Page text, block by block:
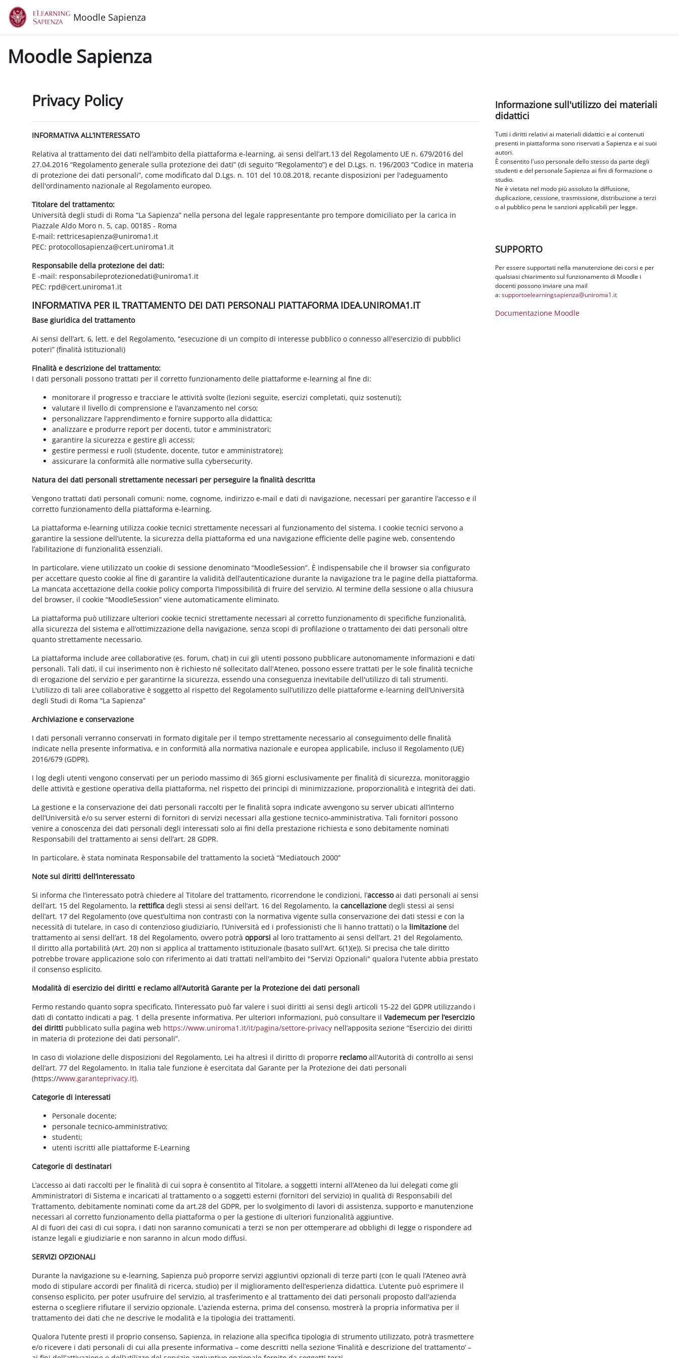
Vai al contenuto principale
Moodle Sapienza
Moodle Sapienza
Privacy Policy
INFORMATIVA ALL’INTERESSATO
Relativa al trattamento dei dati nell’ambito della piattaforma e-learning, ai sensi dell’art.13 del Regolamento UE n. 679/2016 del
27.04.2016 “Regolamento generale sulla protezione dei dati” (di seguito “Regolamento”) e del D.Lgs. n. 196/2003 “Codice in materia
di protezione dei dati personali”, come modificato dal D.Lgs. n. 101 del 10.08.2018, recante disposizioni per l'adeguamento
dell'ordinamento nazionale al Regolamento europeo.
Titolare del trattamento:
Università degli studi di Roma “La Sapienza” nella persona del legale rappresentante pro tempore domiciliato per la carica in
Piazzale Aldo Moro n. 5, cap. 00185 - Roma
E-mail: rettricesapienza@uniroma1.it
PEC: protocollosapienza@cert.uniroma1.it
Responsabile della protezione dei dati:
E -mail: responsabileprotezionedati@uniroma1.it
PEC: rpd@cert.uniroma1.it
INFORMATIVA PER IL TRATTAMENTO DEI DATI PERSONALI PIATTAFORMA IDEA.UNIROMA1.IT
Base giuridica del trattamento
Ai sensi dell’art. 6, lett. e del Regolamento, “esecuzione di un compito di interesse pubblico o connesso all'esercizio di pubblici
poteri” (finalità istituzionali)
Finalità e descrizione del trattamento:
I dati personali possono trattati per il corretto funzionamento delle piattaforme e-learning al fine di:
monitorare il progresso e tracciare le attività svolte (lezioni seguite, esercizi completati, quiz sostenuti);
valutare il livello di comprensione e l’avanzamento nel corso;
personalizzare l’apprendimento e fornire supporto alla didattica;
analizzare e produrre report per docenti, tutor e amministratori;
garantire la sicurezza e gestire gli accessi;
gestire permessi e ruoli (studente, docente, tutor e amministratore);
assicurare la conformità alle normative sulla cybersecurity.
Natura dei dati personali strettamente necessari per perseguire la finalità descritta
Vengono trattati dati personali comuni: nome, cognome, indirizzo e-mail e dati di navigazione, necessari per garantire l’accesso e il
corretto funzionamento della piattaforma e-learning.
La piattaforma e-learning utilizza cookie tecnici strettamente necessari al funzionamento del sistema. I cookie tecnici servono a
garantire la sessione dell’utente, la sicurezza della piattaforma ed una navigazione efficiente delle pagine web, consentendo
l’abilitazione di funzionalità essenziali.
In particolare, viene utilizzato un cookie di sessione denominato “MoodleSession”. È indispensabile che il browser sia configurato
per accettare questo cookie al fine di garantire la validità dell’autenticazione durante la navigazione tra le pagine della piattaforma.
La mancata accettazione della cookie policy comporta l’impossibilità di fruire del servizio. Al termine della sessione o alla chiusura
del browser, il cookie “MoodleSession” viene automaticamente eliminato.
La piattaforma può utilizzare ulteriori cookie tecnici strettamente necessari al corretto funzionamento di specifiche funzionalità,
alla sicurezza del sistema e all’ottimizzazione della navigazione, senza scopi di profilazione o trattamento dei dati personali oltre
quanto strettamente necessario.
La piattaforma include aree collaborative (es. forum, chat) in cui gli utenti possono pubblicare autonomamente informazioni e dati
personali. Tali dati, il cui inserimento non è richiesto né sollecitato dall'Ateneo, possono essere trattati per le sole finalità tecniche
di erogazione del servizio e per garantirne la sicurezza, essendo una conseguenza inevitabile dell'utilizzo di tali strumenti.
L'utilizzo di tali aree collaborative è soggetto al rispetto del Regolamento sull’utilizzo delle piattaforme e-learning dell’Università
degli Studi di Roma “La Sapienza”
Archiviazione e conservazione
I dati personali verranno conservati in formato digitale per il tempo strettamente necessario al conseguimento delle finalità
indicate nella presente informativa, e in conformità alla normativa nazionale e europea applicabile, incluso il Regolamento (UE)
2016/679 (GDPR).
I log degli utenti vengono conservati per un periodo massimo di 365 giorni esclusivamente per finalità di sicurezza, monitoraggio
delle attività e gestione operativa della piattaforma, nel rispetto dei principi di minimizzazione, proporzionalità e integrità dei dati.
La gestione e la conservazione dei dati personali raccolti per le finalità sopra indicate avvengono su server ubicati all’interno
dell’Università e/o su server esterni di fornitori di servizi necessari alla gestione tecnico-amministrativa. Tali fornitori possono
venire a conoscenza dei dati personali degli interessati solo ai fini della prestazione richiesta e sono debitamente nominati
Responsabili del trattamento ai sensi dell’art. 28 GDPR.
In particolare, è stata nominata Responsabile del trattamento la società “Mediatouch 2000”
Note sui diritti dell’interessato
Si informa che l’interessato potrà chiedere al Titolare del trattamento, ricorrendone le condizioni, l’accessoai dati personali ai sensi
dell’art. 15 del Regolamento, la rettificadegli stessi ai sensi dell’art. 16 del Regolamento, lacancellazione degli stessi ai sensi
dell’art. 17 del Regolamento (ove quest’ultima non contrasti con la normativa vigente sulla conservazione dei dati stessi e con la
necessità di tutelare, in caso di contenzioso giudiziario, l’Università ed i professionisti che li hanno trattati) o la limitazione del
trattamento ai sensi dell’art. 18 del Regolamento, ovvero potràopporsi al loro trattamento ai sensi dell’art. 21 del Regolamento,
Il diritto alla portabilità (Art. 20) non si applica al trattamento istituzionale (basato sull'Art. 6(1)(e)). Si precisa che tale diritto
potrebbe trovare applicazione solo con riferimento ai dati trattati nell'ambito dei "Servizi Opzionali" qualora l'utente abbia prestato
il consenso esplicito.
Modalità di esercizio dei diritti e reclamo all’Autorità Garante per la Protezione dei dati personali
Fermo restando quanto sopra specificato, l’interessato può far valere i suoi diritti ai sensi degli articoli 15-22 del GDPR utilizzando i
dati di contatto indicati a pag. 1 della presente informativa. Per ulteriori informazioni, può consultare ilVademecum per l’esercizio
dei diritti pubblicato sulla pagina web https://www.uniroma1.it/it/pagina/settore-privacy nell’apposita sezione “Esercizio dei diritti
in materia di protezione dei dati personali”.
In caso di violazione delle disposizioni del Regolamento, Lei ha altresì il diritto di proporre reclamoall’Autorità di controllo ai sensi
dell’art. 77 del Regolamento. In Italia tale funzione è esercitata dal Garante per la Protezione dei dati personali
(https://www.garanteprivacy.it).
Categorie di interessati
Personale docente;
personale tecnico-amministrativo;
studenti;
utenti iscritti alle piattaforme E-Learning
Categorie di destinatari
L’accesso ai dati raccolti per le finalità di cui sopra è consentito al Titolare, a soggetti interni all’Ateneo da lui delegati come gli
Amministratori di Sistema e incaricati al trattamento o a soggetti esterni (fornitori del servizio) in qualità di Responsabili del
Trattamento, debitamente nominati come da art.28 del GDPR, per lo svolgimento di lavori di assistenza, supporto e manutenzione
necessari al corretto funzionamento della piattaforma o per la gestione di ulteriori funzionalità aggiuntive.
Al di fuori dei casi di cui sopra, i dati non saranno comunicati a terzi se non per ottemperare ad obblighi di legge o rispondere ad
istanze legali e giudiziarie e non saranno in alcun modo diffusi.
SERVIZI OPZIONALI
Durante la navigazione su e-learning, Sapienza può proporre servizi aggiuntivi opzionali di terze parti (con le quali l’Ateneo avrà
modo di stipulare accordi per finalità di ricerca, studio) per il miglioramento dell’esperienza didattica. L’utente può esprimere il
consenso esplicito, per poter usufruire del servizio, al trasferimento e al trattamento dei dati personali proposto dall'azienda
esterna o scegliere rifiutare il servizio opzionale. L'azienda esterna, prima del consenso, mostrerà la propria informativa per il
trattamento dei dati che ne descrive le modalità e la tipologia dei trattamenti.
Qualora l’utente presti il proprio consenso, Sapienza, in relazione alla specifica tipologia di strumento utilizzato, potrà trasmettere
e/o ricevere i dati personali di cui alla presente informativa – come descritti nella sezione ‘Finalità e descrizione del trattamento’ –
Blocchi
Informazione sull'utilizzo dei materiali
didattici
Tutti i diritti relativi ai materiali didattici e ai contenuti
presenti in piattaforma sono riservati a Sapienza e ai suoi
autori.
È consentito l'uso personale dello stesso da parte degli
studenti e del personale Sapienza ai fini di formazione o
studio.
Ne è vietata nel modo più assoluto la diffusione,
duplicazione, cessione, trasmissione, distribuzione a terzi
o al pubblico pena le sanzioni applicabili per legge.
SUPPORTO
Per essere supportati nella manutenzione dei corsi e per
qualsiasi chiarimento sul funzionamento di Moodle i
docenti possono inviare una mail
a:supportoelearningsapienza@uniroma1.it
Documentazione Moodle